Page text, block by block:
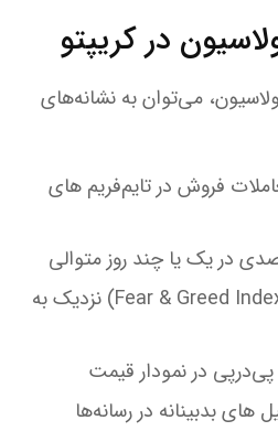
در کریپتو
می‌توان به نشانه‌های
فروش در تایم‌فریم های
در یک یا چند روز متوالی
شاخص ترس و طمع (Fear & Greed Index) نزدیک به
در نمودار قیمت
های بدبینانه در رسانه‌ها